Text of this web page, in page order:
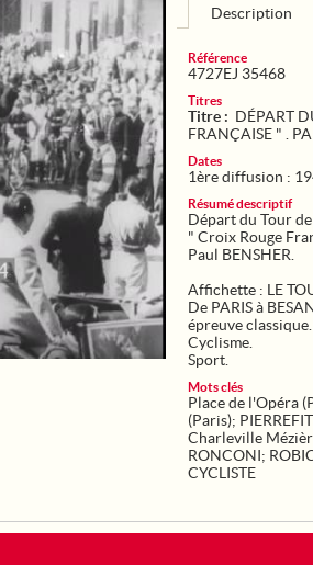
Description
Référence
4727EJ 35468
Titres
Titre : DÉPART
FRANÇAISE " .
Dates
1ère diffusion :
Résumé descriptif
Départ du Tour de
" Croix Rouge
Paul BENSHER.
Affichette : LE
De PARIS à
épreuve classique.
Cyclisme.
Sport.
Mots clés
Place de l'Opéra
(Paris);
Charleville
RONCONI;
CYCLISTE